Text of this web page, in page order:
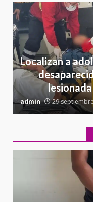
Localizan a
admin 29